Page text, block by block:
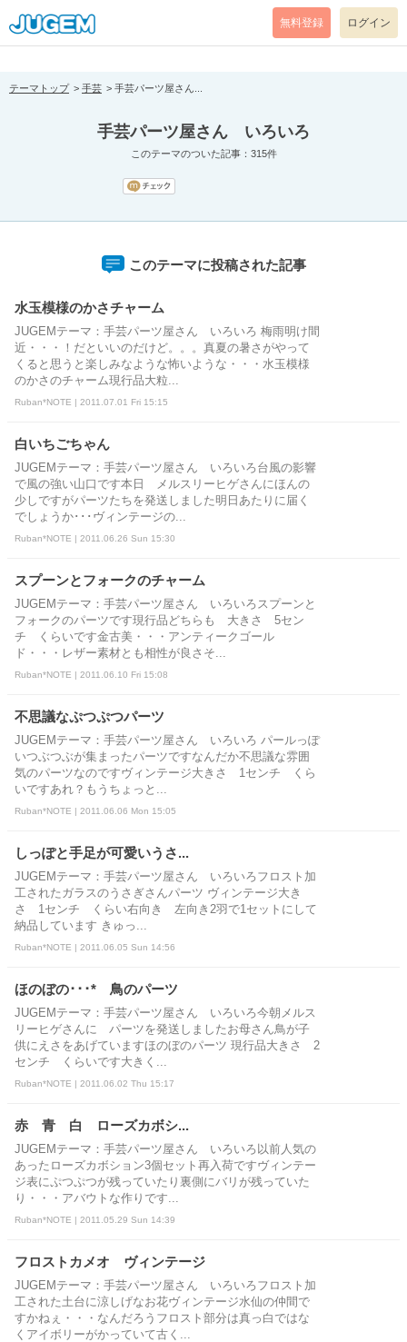
[pear_error: message="Success" code=0 mode=return level=notice
prefix="" info=""]
無料登録 ログイン
テーマトップ 手芸 手芸パーツ屋さん...
手芸パーツ屋さん いろいろ
このテーマのついた記事：315件
このテーマに投稿された記事
水玉模様のかさチャーム
JUGEMテーマ：手芸パーツ屋さん いろいろ 梅雨明け間
近・・・！だといいのだけど。。。真夏の暑さがやって
くると思うと楽しみなような怖いような・・・水玉模様
のかさのチャーム現行品大粒...
Ruban*NOTE | 2011.07.01 Fri 15:15
白いちごちゃん
JUGEMテーマ：手芸パーツ屋さん いろいろ台風の影響
で風の強い山口です本日 メルスリーヒゲさんにほんの
少しですがパーツたちを発送しました明日あたりに届く
でしょうか･･･ヴィンテージの...
Ruban*NOTE | 2011.06.26 Sun 15:30
スプーンとフォークのチャーム
JUGEMテーマ：手芸パーツ屋さん いろいろスプーンと
フォークのパーツです現行品どちらも 大きさ 5セン
チ くらいです金古美・・・アンティークゴール
ド・・・レザー素材とも相性が良さそ...
Ruban*NOTE | 2011.06.10 Fri 15:08
不思議なぷつぷつパーツ
JUGEMテーマ：手芸パーツ屋さん いろいろ パールっぽ
いつぶつぶが集まったパーツですなんだか不思議な雰囲
気のパーツなのですヴィンテージ大きさ 1センチ くら
いですあれ？もうちょっと...
Ruban*NOTE | 2011.06.06 Mon 15:05
しっぽと手足が可愛いうさ...
JUGEMテーマ：手芸パーツ屋さん いろいろフロスト加
工されたガラスのうさぎさんパーツ ヴィンテージ大き
さ 1センチ くらい右向き 左向き2羽で1セットにして
納品しています きゅっ...
Ruban*NOTE | 2011.06.05 Sun 14:56
ほのぼの･･･* 鳥のパーツ
JUGEMテーマ：手芸パーツ屋さん いろいろ今朝メルス
リーヒゲさんに パーツを発送しましたお母さん鳥が子
供にえさをあげていますほのぼのパーツ 現行品大きさ 2
センチ くらいです大きく...
Ruban*NOTE | 2011.06.02 Thu 15:17
赤 青 白 ローズカボシ...
JUGEMテーマ：手芸パーツ屋さん いろいろ以前人気の
あったローズカボション3個セット再入荷ですヴィンテー
ジ表にぷつぷつが残っていたり裏側にバリが残っていた
り・・・アバウトな作りです...
Ruban*NOTE | 2011.05.29 Sun 14:39
フロストカメオ ヴィンテージ
JUGEMテーマ：手芸パーツ屋さん いろいろフロスト加
工された土台に涼しげなお花ヴィンテージ水仙の仲間で
すかねぇ・・・なんだろうフロスト部分は真っ白ではな
くアイボリーがかっていて古く...